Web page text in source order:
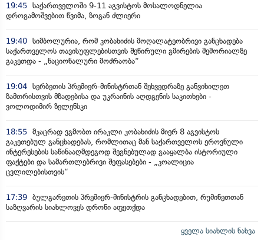
19:45 საქართველოში 9-11 აგვისტოს მოსალოდნელია
დროგამოშვებით წვიმა, ზოგან ძლიერი
19:40 სიმბოლურია, რომ კობახიძის მოღალატეობრივი განცხადება
საქართველოს თავისუფლებისთვის შეწირული გმირების მემორიალზე
გაკეთდა - „ნაციონალური მოძრაობა“
19:04 სერბეთის პრემიერ-მინისტრთან შეხვედრაზე განვიხილეთ
ზამთრისთვის მზადებისა და უკრაინის აღდგენის საკითხები -
ვოლოდიმირ ზელენსკი
18:55 მკაცრად ვგმობთ ირაკლი კობახიძის მიერ 8 აგვისტოს
გაკეთებულ განცხადებას, რომლითაც მან საქართველოს ეროვნული
ინტერესების საწინააღმდეგოდ შეგნებულად გააყალბა ისტორიული
ფაქტები და სამართლებრივი შეფასებები - „კოალიცია
ცვლილებისთვის“
17:39 ბულგარეთის პრემიერ-მინისტრის განცხადებით, რუმინეთთან
საზღვარის სიახლოვეს დრონი აფეთქდა
ყველა სიახლის ნახვა